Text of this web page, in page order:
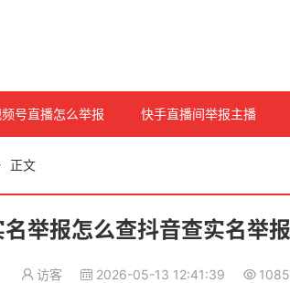
号直播怎么举报 快手直播间举报主播
正文
举报怎么查抖音查实名举
访客 2026-05-13 12:41:39